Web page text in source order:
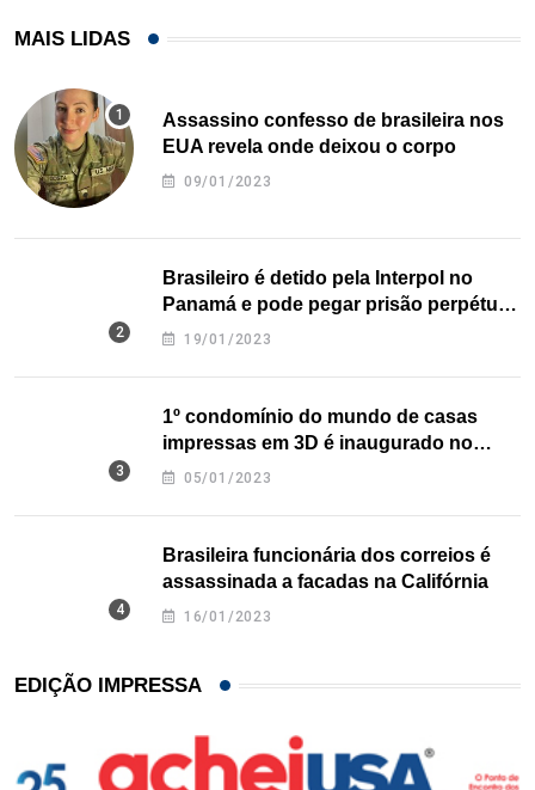
MAIS LIDAS
Assassino confesso de brasileira nos
EUA revela onde deixou o corpo
09/01/2023
Brasileiro é detido pela Interpol no
Panamá e pode pegar prisão perpétua
nos EUA
19/01/2023
1º condomínio do mundo de casas
impressas em 3D é inaugurado no
Texas
05/01/2023
Brasileira funcionária dos correios é
assassinada a facadas na Califórnia
16/01/2023
EDIÇÃO IMPRESSA